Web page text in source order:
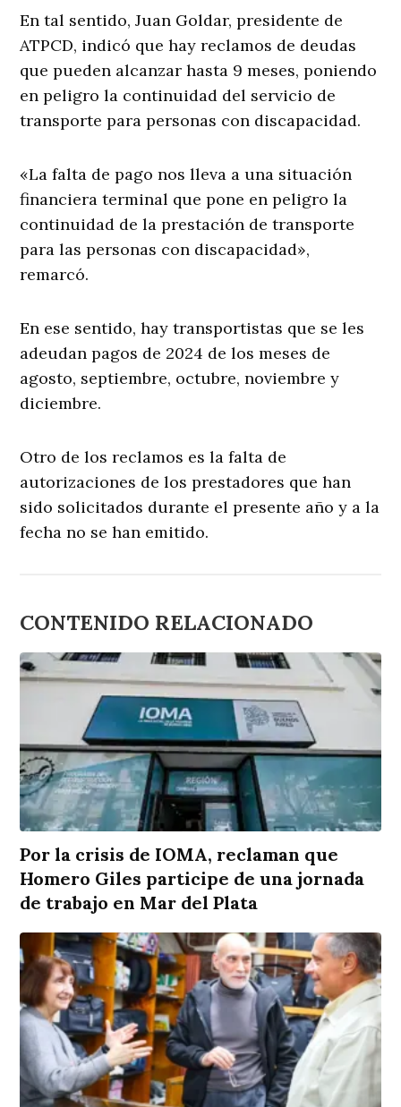
En tal sentido, Juan Goldar, presidente de
ATPCD, indicó que hay reclamos de deudas
que pueden alcanzar hasta 9 meses, poniendo
en peligro la continuidad del servicio de
transporte para personas con discapacidad.
«La falta de pago nos lleva a una situación
financiera terminal que pone en peligro la
continuidad de la prestación de transporte
para las personas con discapacidad»,
remarcó.
En ese sentido, hay transportistas que se les
adeudan pagos de 2024 de los meses de
agosto, septiembre, octubre, noviembre y
diciembre.
Otro de los reclamos es la falta de
autorizaciones de los prestadores que han
sido solicitados durante el presente año y a la
fecha no se han emitido.
CONTENIDO RELACIONADO
Por la crisis de IOMA, reclaman que
Homero Giles participe de una jornada
de trabajo en Mar del Plata